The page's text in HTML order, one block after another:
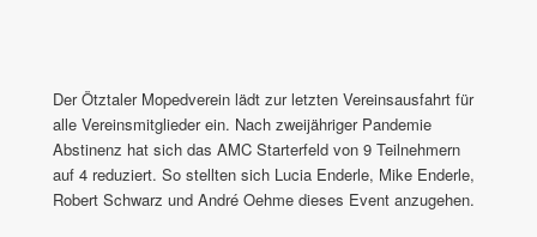
Der Ötztaler Mopedverein lädt zur letzten Vereinsausfahrt für
alle Vereinsmitglieder ein. Nach zweijähriger Pandemie
Abstinenz hat sich das AMC Starterfeld von 9 Teilnehmern
auf 4 reduziert. So stellten sich Lucia Enderle, Mike Enderle,
Robert Schwarz und André Oehme dieses Event anzugehen.